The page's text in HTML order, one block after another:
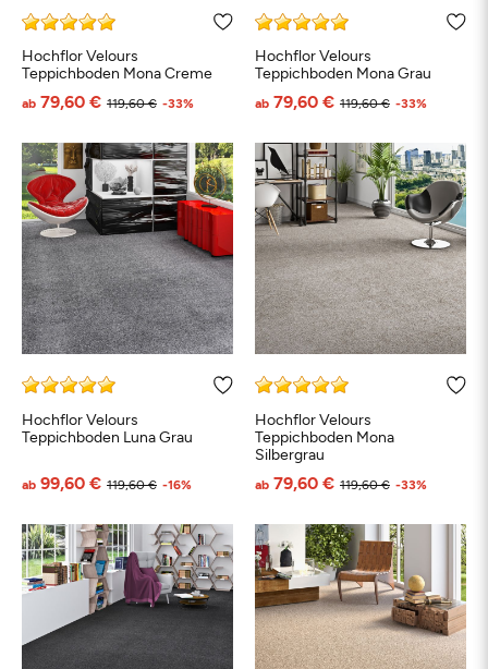
Hochflor Velours
Teppichboden Mona Creme
119,60 €
ab 79,60 € -33%
Hochflor Velours
Teppichboden Mona Grau
119,60 €
ab 79,60 € -33%
Hochflor Velours
Teppichboden Luna Grau
119,60 €
ab 99,60 € -16%
Hochflor Velours
Teppichboden Mona
Silbergrau
119,60 €
ab 79,60 € -33%